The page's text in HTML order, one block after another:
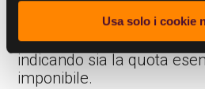
Usa solo i cookie
Dal momento, però, che
importo sono esenti da
contribuzione, in busta
indicando sia la quota
imponibile.